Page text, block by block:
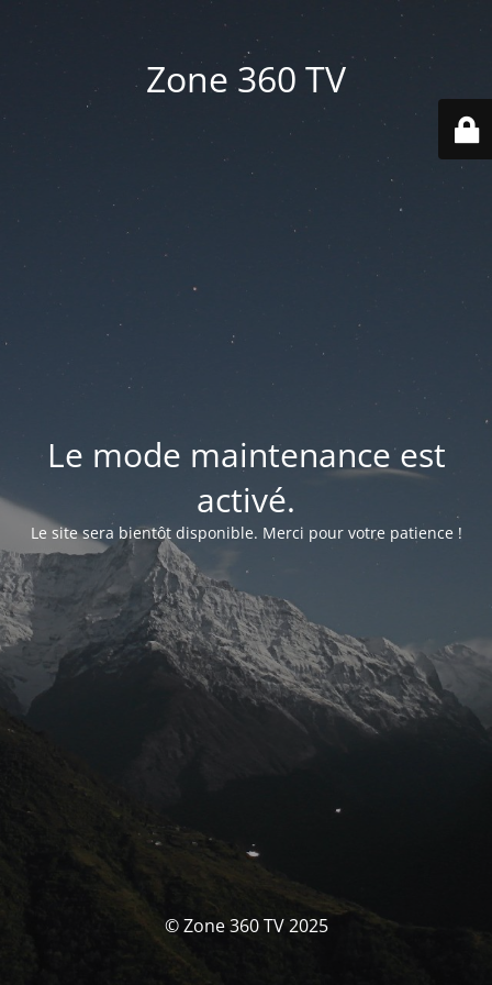
Zone 360 TV
Le mode maintenance est
activé.
Le site sera bientôt disponible. Merci pour votre patience !
© Zone 360 TV 2025